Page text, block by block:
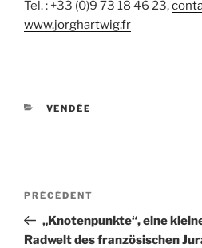
Tel. : +33 (0)9 73 18 46 23,
www.jorghartwig.fr
CATÉGORIES
VENDÉE
Navigation
l’article
Article
précédent
PRÉCÉDENT
„Knotenpunkte“, eine
Radwelt des französischen